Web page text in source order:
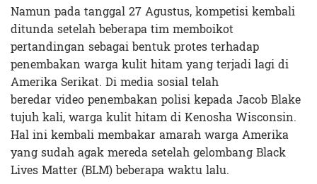
Namun pada tanggal 27 Agustus, kompetisi kembali
ditunda setelah beberapa tim memboikot
pertandingan sebagai bentuk protes terhadap
penembakan warga kulit hitam yang terjadi lagi di
Amerika Serikat. Di media sosial telah
beredar video penembakan polisi kepada Jacob Blake
tujuh kali, warga kulit hitam di Kenosha Wisconsin.
Hal ini kembali membakar amarah warga Amerika
yang sudah agak mereda setelah gelombang Black
Lives Matter (BLM) beberapa waktu lalu.